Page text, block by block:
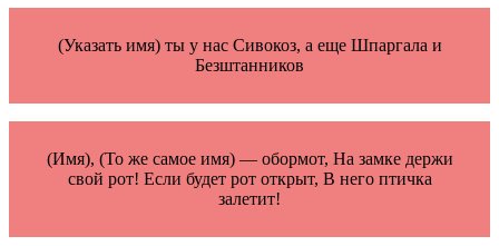
(Указать имя) ты у нас Сивокоз, а еще Шпаргала и
Безштанников
(Имя), (То же самое имя) — обормот, На замке держи
свой рот! Если будет рот открыт, В него птичка
залетит!